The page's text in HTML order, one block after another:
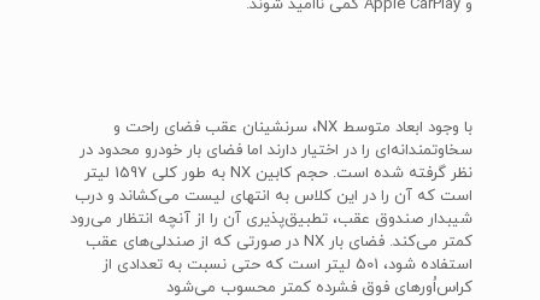
و Apple CarPlay کمی ناامید شوند.
با وجود ابعاد متوسط NX، سرنشینان عقب فضای راحت و
سخاوتمندانه‌ای را در اختیار دارند اما فضای بار خودرو محدود در
نظر گرفته شده است. حجم کابین NX به طور کلی 1597 لیتر
است که آن را در این کلاس به انتهای لیست می‌کشاند و درب
شیبدار صندوق عقب، تطبیق‌پذیری آن را از آنچه انتظار می‌رود
کمتر می‌کند. فضای بار NX در صورتی که از صندلی‌های عقب
استفاده شود، 501 لیتر است که حتی نسبت به تعدادی از
کراس‌اُورهای فوق فشرده کمتر محسوب می‌شود